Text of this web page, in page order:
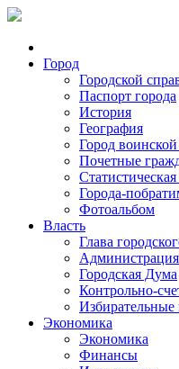
Город
Городской
Паспорт города
История
География
Город
Почетные
Города-
Фотоальбом
Власть
Глава
Администрация
Городская Дума
Контрольно-
Избирательные
Экономика
Экономика
Финансы